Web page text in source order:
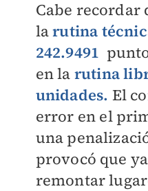
Cabe recordar
larutina
242.9491
en la rutina
unidades. El
error en el
una
provocó que
remontar